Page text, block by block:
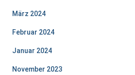
März 2024
Februar 2024
Januar 2024
November 2023